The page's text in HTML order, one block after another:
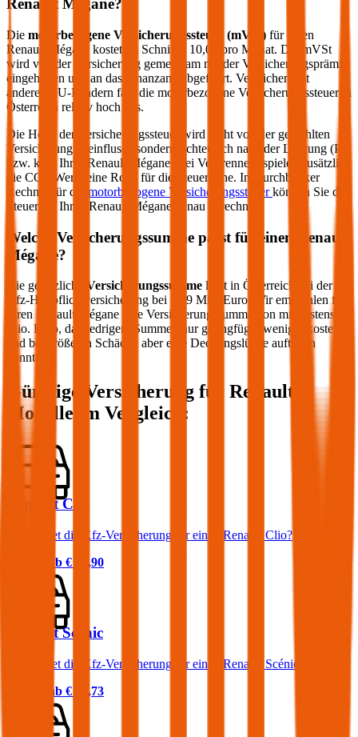
Renault Mégane?
Die motorbezogene Versicherungssteuer (mVSt) für einen
Renault
Mégane kostet im Schnitt € 10,08
pro Monat. Die mVSt
wird von der Versicherung gemeinsam mit der Versicherungsprämie
eingehoben und an das Finanzamt abgeführt. Verglichen mit
anderen EU-Ländern fällt die motorbezogene Versicherungssteuer in
Österreich relativ hoch aus.
Die Höhe der Versicherungssteuer wird nicht von der gewählten
Versicherung beeinflusst, sondern richtet sich nach der Leistung (PS
bzw. kW) Ihres
Renault Mégane . Bei Verbrennern spielen zusätzlich
die CO2-Werte eine Rolle für die Steuerhöhe. Im durchblicker
Rechner für die
motorbezogene Versicherungssteuerkönnen Sie die
Steuer für Ihren Renault Mégane genau berechnen.
Welche Versicherungssumme passt für einen
Renault
Mégane?
Die gesetzliche Versicherungssumme liegt in Österreich bei der
Kfz-Haftpflichtversicherung bei 7,79 Mio. Euro. Wir empfehlen für
Ihren
Renault Mégane eine Versicherungssumme von mindestens 20
Mio. Euro, da niedrigere Summen nur geringfügig weniger kosten
und bei größeren Schäden aber eine Deckungslücke auftreten
könnte.
Günstige Versicherung für Renault
Modelle im Vergleich:
Renault Clio
Was kostet die Kfz-Versicherung für einen Renault Clio?
Prämie ab € 29,90
Renault Scénic
Was kostet die Kfz-Versicherung für einen Renault Scénic?
Prämie ab € 33,73